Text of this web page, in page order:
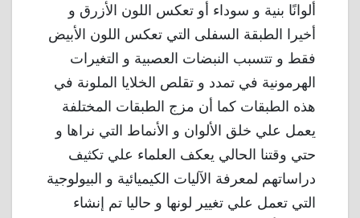
ألوانًا بنية و سوداء أو تعكس اللون الأزرق و
أخيرا الطبقة السفلى التي تعكس اللون الأبيض
فقط و تتسبب النبضات العصبية و التغيرات
الهرمونية في تمدد و تقلص الخلايا الملونة في
هذه الطبقات كما أن مزج الطبقات المختلفة
يعمل علي خلق الألوان و الأنماط التي نراها و
حتي وقتنا الحالي يعكف العلماء علي تكثيف
دراساتهم لمعرفة الآليات الكيميائية و البيولوجية
التي تعمل علي تغيير لونها و حاليا تم إنشاء